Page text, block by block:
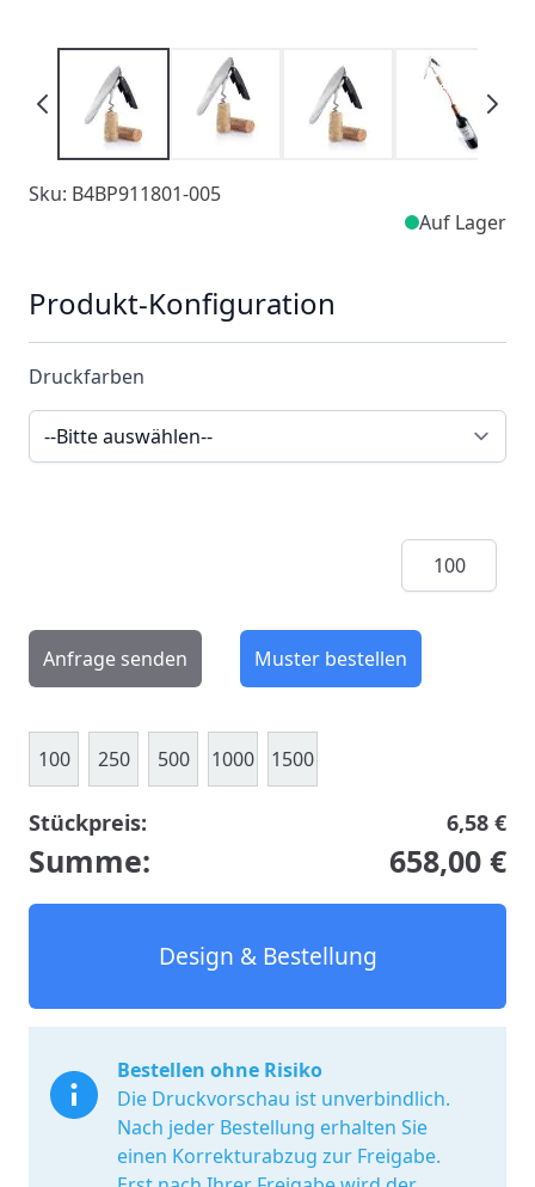
Sku: B4BP911801-005
Auf Lager
Produkt-Konfiguration
Druckfarben
Menge
Anfrage senden Muster bestellen
100 250 500 1000 1500
Stückpreis: 6,58 €
Summe: 658,00 €
Design & Bestellung
Bestellen ohne Risiko
Die Druckvorschau ist unverbindlich.
Nach jeder Bestellung erhalten Sie
einen Korrekturabzug zur Freigabe.